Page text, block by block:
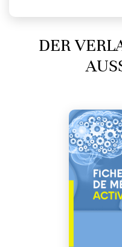
DER